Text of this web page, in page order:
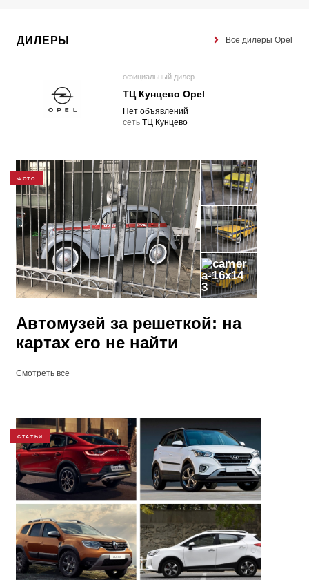
ДИЛЕРЫ Все дилеры Opel
официальный дилер
ТЦ Кунцево Opel
Нет объявлений
cеть ТЦ Кунцево
ФОТО
3
Автомузей за решеткой: на
картах его не найти
Смотреть все
СТАТЬИ